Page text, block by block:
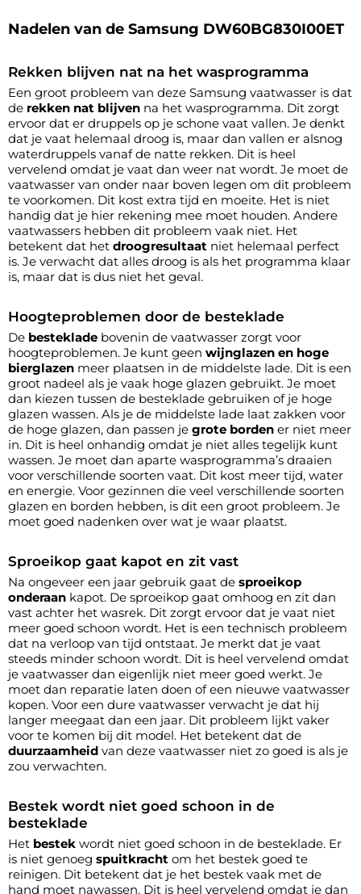
Nadelen van de Samsung DW60BG830I00ET
Rekken blijven nat na het wasprogramma
Een groot probleem van deze Samsung vaatwasser is dat
de rekken nat blijven na het wasprogramma. Dit zorgt
ervoor dat er druppels op je schone vaat vallen. Je denkt
dat je vaat helemaal droog is, maar dan vallen er alsnog
waterdruppels vanaf de natte rekken. Dit is heel
vervelend omdat je vaat dan weer nat wordt. Je moet de
vaatwasser van onder naar boven legen om dit probleem
te voorkomen. Dit kost extra tijd en moeite. Het is niet
handig dat je hier rekening mee moet houden. Andere
vaatwassers hebben dit probleem vaak niet. Het
betekent dat het droogresultaat niet helemaal perfect
is. Je verwacht dat alles droog is als het programma klaar
is, maar dat is dus niet het geval.
Hoogteproblemen door de besteklade
De besteklade bovenin de vaatwasser zorgt voor
hoogteproblemen. Je kunt geen wijnglazen en hoge
bierglazen meer plaatsen in de middelste lade. Dit is een
groot nadeel als je vaak hoge glazen gebruikt. Je moet
dan kiezen tussen de besteklade gebruiken of je hoge
glazen wassen. Als je de middelste lade laat zakken voor
de hoge glazen, dan passen je grote borden er niet meer
in. Dit is heel onhandig omdat je niet alles tegelijk kunt
wassen. Je moet dan aparte wasprogramma’s draaien
voor verschillende soorten vaat. Dit kost meer tijd, water
en energie. Voor gezinnen die veel verschillende soorten
glazen en borden hebben, is dit een groot probleem. Je
moet goed nadenken over wat je waar plaatst.
Sproeikop gaat kapot en zit vast
Na ongeveer een jaar gebruik gaat de sproeikop
onderaan kapot. De sproeikop gaat omhoog en zit dan
vast achter het wasrek. Dit zorgt ervoor dat je vaat niet
meer goed schoon wordt. Het is een technisch probleem
dat na verloop van tijd ontstaat. Je merkt dat je vaat
steeds minder schoon wordt. Dit is heel vervelend omdat
je vaatwasser dan eigenlijk niet meer goed werkt. Je
moet dan reparatie laten doen of een nieuwe vaatwasser
kopen. Voor een dure vaatwasser verwacht je dat hij
langer meegaat dan een jaar. Dit probleem lijkt vaker
voor te komen bij dit model. Het betekent dat de
duurzaamheid van deze vaatwasser niet zo goed is als je
zou verwachten.
Bestek wordt niet goed schoon in de
besteklade
Het bestek wordt niet goed schoon in de besteklade. Er
is niet genoeg spuitkracht om het bestek goed te
reinigen. Dit betekent dat je het bestek vaak met de
hand moet nawassen. Dit is heel vervelend omdat je dan